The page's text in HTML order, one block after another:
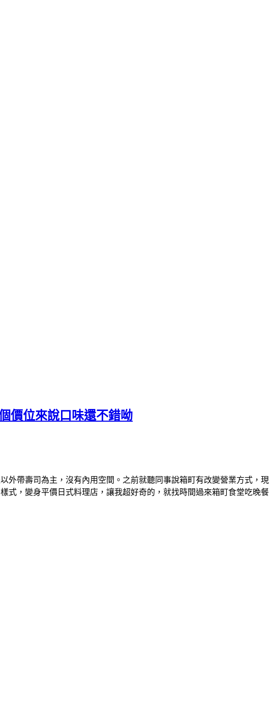
價位來說口味還不錯呦
外帶壽司為主，沒有內用空間。之前就聽同事說箱町有改變營業方式，現
式，變身平價日式料理店，讓我超好奇的，就找時間過來箱町食堂吃晚餐